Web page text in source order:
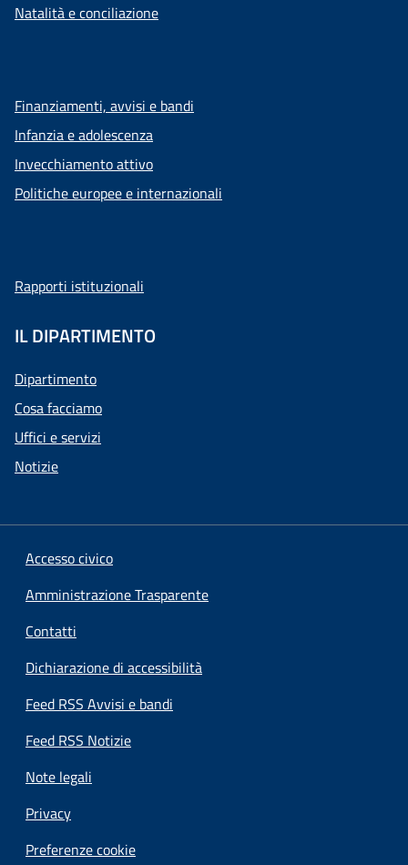
Natalità e conciliazione
Finanziamenti, avvisi e bandi
Infanzia e adolescenza
Invecchiamento attivo
Politiche europee e internazionali
Rapporti istituzionali
IL DIPARTIMENTO
Dipartimento
Cosa facciamo
Uffici e servizi
Notizie
Accesso civico
Amministrazione Trasparente
Contatti
Dichiarazione di accessibilità
Feed RSS Avvisi e bandi
Feed RSS Notizie
Note legali
Privacy
Preferenze cookie